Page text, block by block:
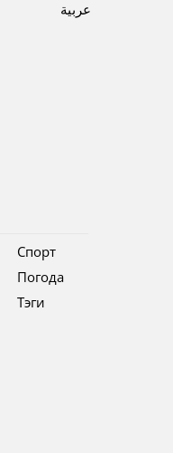
عربية
Спорт
Погода
Тэги